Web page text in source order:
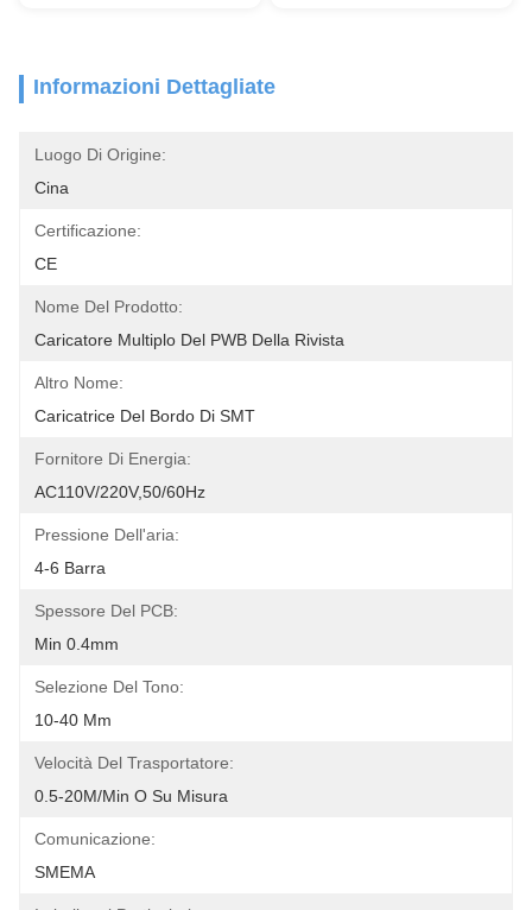
Informazioni Dettagliate
Luogo Di Origine:
Cina
Certificazione:
CE
Nome Del Prodotto:
Caricatore Multiplo Del PWB Della Rivista
Altro Nome:
Caricatrice Del Bordo Di SMT
Fornitore Di Energia:
AC110V/220V,50/60Hz
Pressione Dell'aria:
4-6 Barra
Spessore Del PCB:
Min 0.4mm
Selezione Del Tono:
10-40 Mm
Velocità Del Trasportatore:
0.5-20M/min O Su Misura
Comunicazione:
SMEMA